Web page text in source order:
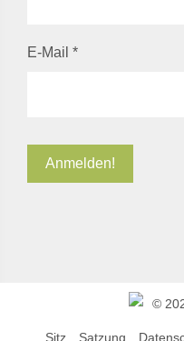
E-Mail *
©
Sitz Satzung